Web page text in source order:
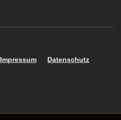
Impressum Datenschutz